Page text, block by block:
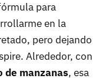
para
en la
pero dejando
Alrededor, con
de manzanas, esa